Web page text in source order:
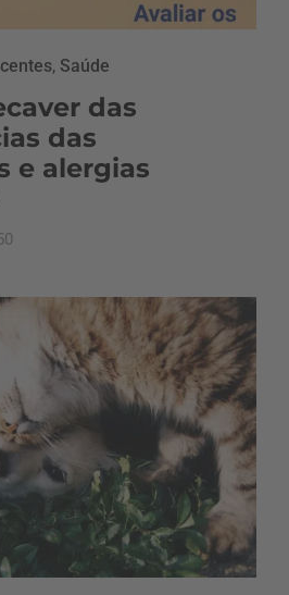
, Saúde
das
das
e alergias